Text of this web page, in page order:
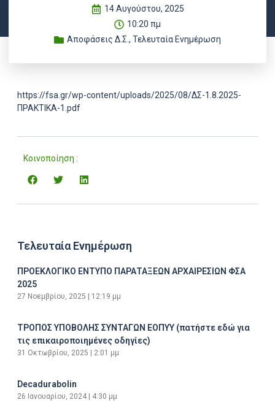
14 Αυγούστου, 2025
10:20 πμ
Αποφάσεις Δ.Σ. , Τελευταία Ενημέρωση
https://fsa.gr/wp-content/uploads/2025/08/ΔΣ-1.8.2025-
ΠΡΑΚΤΙΚΑ-1.pdf
Κοινοποίηση :
Τελευταία Ενημέρωση
ΠΡΟΕΚΛΟΓΙΚΟ ΕΝΤΥΠΟ ΠΑΡΑΤΑΞΕΩΝ ΑΡΧΑΙΡΕΣΙΩΝ ΦΣΑ
2025
27 Νοεμβρίου, 2025 12:19 μμ
ΤΡΟΠΟΣ ΥΠΟΒΟΛΗΣ ΣΥΝΤΑΓΩΝ ΕΟΠΥΥ (πατήστε εδώ για
τις επικαιροποιημένες οδηγίες)
31 Οκτωβρίου, 2025 2:01 μμ
Decadurabolin
26 Ιανουαρίου, 2024 4:30 μμ